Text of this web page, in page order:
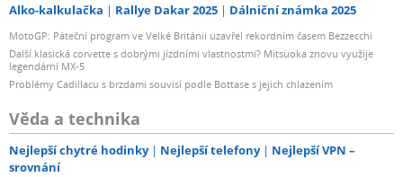
Alko-kalkulačka Rallye Dakar 2025 Dálniční známka 2025
MotoGP: Páteční program ve Velké Británii uzavřel rekordním časem Bezzecchi
Další klasická corvette s dobrými jízdními vlastnostmi? Mitsuoka znovu využije
legendární MX-5
Problémy Cadillacu s brzdami souvisí podle Bottase s jejich chlazením
Věda a technika
Nejlepší chytré hodinky Nejlepší telefony
Nejlepší VPN –
srovnání